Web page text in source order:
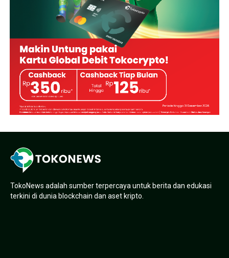
TokoNews adalah sumber terpercaya untuk berita dan edukasi
terkini di dunia blockchain dan aset kripto.